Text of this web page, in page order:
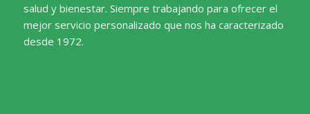
salud y bienestar. Siempre trabajando para ofrecer el
mejor servicio personalizado que nos ha caracterizado
desde 1972.